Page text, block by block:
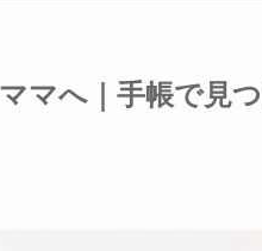
マへ｜手帳で見